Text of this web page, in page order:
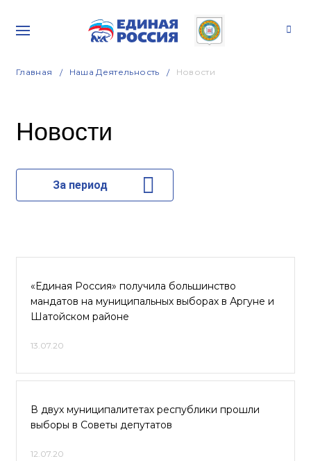
Главная Наша Деятельность Новости
Новости
За период
«Единая Россия» получила большинство
мандатов на муниципальных выборах в Аргуне и
Шатойском районе
13.07.20
В двух муниципалитетах республики прошли
выборы в Советы депутатов
12.07.20